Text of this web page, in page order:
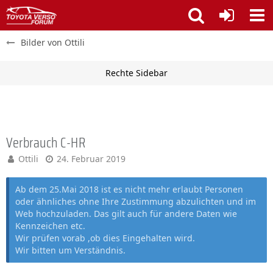
Bilder von Ottili
Verbrauch C-HR
Ottili 24. Februar 2019
Ab dem 25.Mai 2018 ist es nicht mehr erlaubt Personen
oder ähnliches ohne Ihre Zustimmung abzulichten und im
Web hochzuladen. Das gilt auch für andere Daten wie
Kennzeichen etc.
Wir prüfen vorab ,ob dies Eingehalten wird.
Wir bitten um Verständnis.